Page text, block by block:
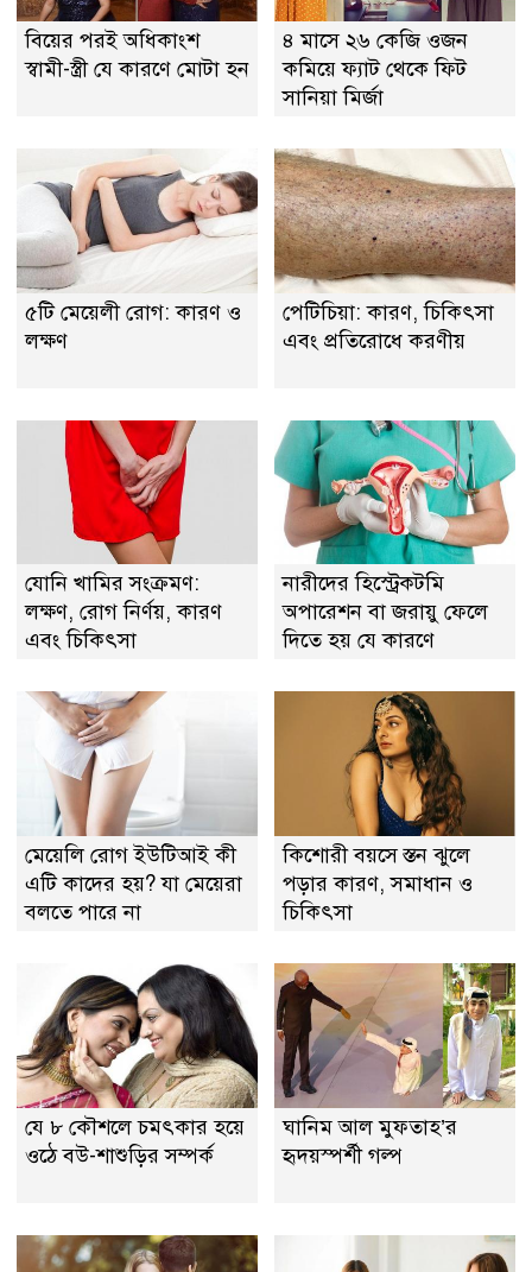
বিয়ের পরই অধিকাংশ
স্বামী-স্ত্রী যে কারণে মোটা হন
৪ মাসে ২৬ কেজি ওজন
কমিয়ে ফ্যাট থেকে ফিট
সানিয়া মির্জা
৫টি মেয়েলী রোগ: কারণ ও
লক্ষণ
পেটিচিয়া: কারণ, চিকিৎসা
এবং প্রতিরোধে করণীয়
যোনি খামির সংক্রমণ:
লক্ষণ, রোগ নির্ণয়, কারণ
এবং চিকিৎসা
নারীদের হিস্ট্রেকটমি
অপারেশন বা জরায়ু ফেলে
দিতে হয় যে কারণে
মেয়েলি রোগ ইউটিআই কী
এটি কাদের হয়? যা মেয়েরা
বলতে পারে না
কিশোরী বয়সে স্তন ঝুলে
পড়ার কারণ, সমাধান ও
চিকিৎসা
যে ৮ কৌশলে চমৎকার হয়ে
ওঠে বউ-শাশুড়ির সম্পর্ক
ঘানিম আল মুফতাহ’র
হৃদয়স্পর্শী গল্প